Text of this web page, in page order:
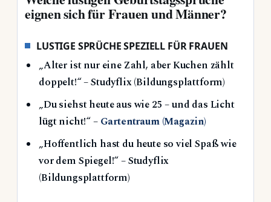
eignen sich für Frauen und Männer?
LUSTIGE SPRÜCHE SPEZIELL FÜR FRAUEN
„Alter ist nur eine Zahl, aber Kuchen zählt
doppelt!“ – Studyflix (Bildungsplattform)
„Du siehst heute aus wie 25 – und das Licht
lügt nicht!“ – Gartentraum (Magazin)
„Hoffentlich hast du heute so viel Spaß wie
vor dem Spiegel!“ – Studyflix
(Bildungsplattform)